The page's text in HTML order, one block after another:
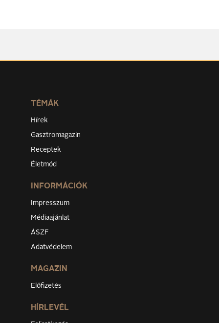
TÉMÁK
Hírek
Gasztromagazin
Receptek
Életmód
INFORMÁCIÓK
Impresszum
Médiaajánlat
ÁSZF
Adatvédelem
MAGAZIN
Előfizetés
HÍRLEVÉL